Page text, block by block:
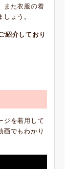
また衣服の着
ょう。
紹介しており
ジを着用して
画でもわかり